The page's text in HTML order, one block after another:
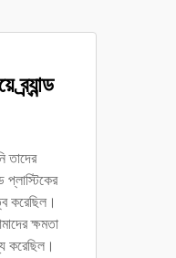
তাদের
প্লাস্টিকের
করেছিল।
ক্ষমতা
করেছিল।